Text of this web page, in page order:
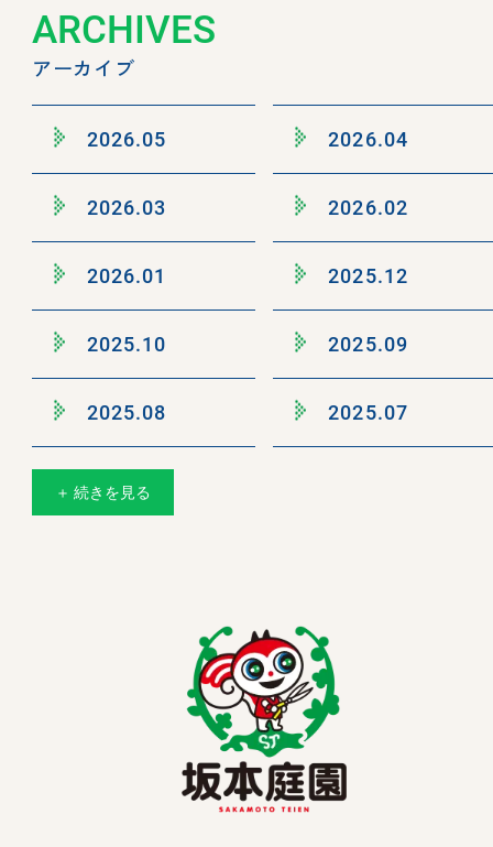
ARCHIVES
アーカイブ
2026.05 2026.04
2026.03 2026.02
2026.01 2025.12
2025.10 2025.09
2025.08 2025.07
＋ 続きを見る